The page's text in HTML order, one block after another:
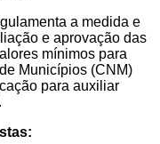
a medida e
e aprovação das
mínimos para
Municípios (CNM)
para auxiliar